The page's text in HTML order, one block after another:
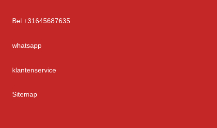
Bel +31645687635
whatsapp
klantenservice
Sitemap